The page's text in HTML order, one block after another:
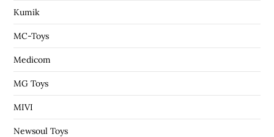
Kumik
MC-Toys
Medicom
MG Toys
MIVI
Newsoul Toys